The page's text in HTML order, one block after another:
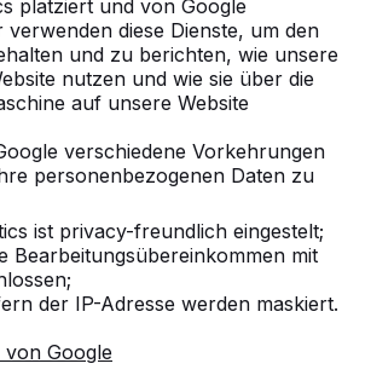
platziert und von Google
verwenden diese Dienste, um den
und zu berichten, wie unsere
nutzen und wie sie über die
auf unsere Website
verschiedene Vorkehrungen
personenbezogenen Daten zu
ist privacy-freundlich eingestelt;
Bearbeitungsübereinkommen mit
der IP-Adresse werden maskiert.
Google
in Ihrer Nähe finden.
suchen